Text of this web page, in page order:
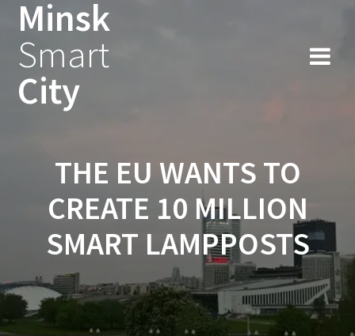
Minsk
Smart
City
THE EU WANTS TO
CREATE 10 MILLION
SMART LAMPPOSTS